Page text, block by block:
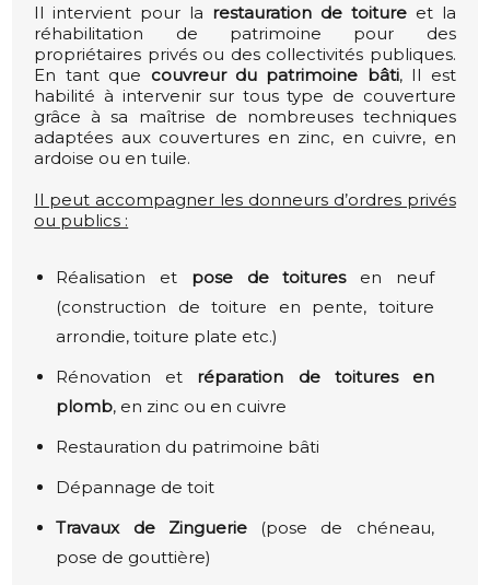
Il intervient pour la restauration de toitureet la
réhabilitation de patrimoine pour des
propriétaires privés ou des collectivités publiques.
En tant que couvreur du patrimoine bâti, Il est
habilité à intervenir sur tous type de couverture
grâce à sa maîtrise de nombreuses techniques
adaptées aux couvertures en zinc, en cuivre, en
ardoise ou en tuile.
Il peut accompagner les donneurs d’ordres privés
ou publics :
Réalisation et pose de toituresen neuf
(construction de toiture en pente, toiture
arrondie, toiture plate etc.)
Rénovation et réparation de toitures en
plomb, en zinc ou en cuivre
Restauration du patrimoine bâti
Dépannage de toit
Travaux de Zinguerie(pose de chéneau,
pose de gouttière)